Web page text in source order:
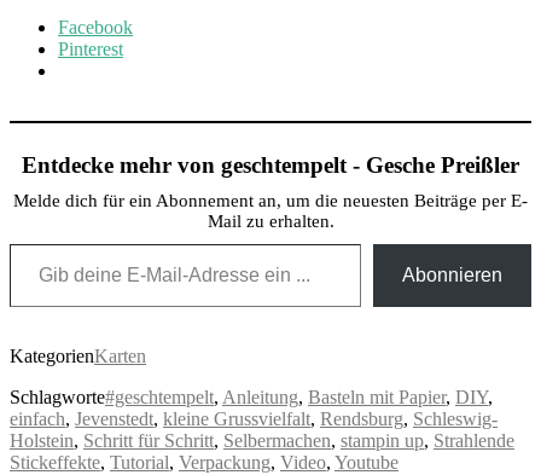
Facebook
Pinterest
Entdecke mehr von geschtempelt - Gesche Preißler
Melde dich für ein Abonnement an, um die neuesten Beiträge per E-
Mail zu erhalten.
Gib deine E-Mail-Adresse ein ...
Abonnieren
KategorienKarten
Schlagworte#geschtempelt, Anleitung, Basteln mit Papier, DIY,
einfach, Jevenstedt, kleine Grussvielfalt, Rendsburg, Schleswig-
Holstein, Schritt für Schritt, Selbermachen, stampin up, Strahlende
Stickeffekte, Tutorial, Verpackung, Video, Youtube